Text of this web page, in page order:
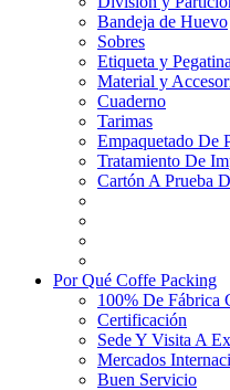
Bandeja de Huevo
Sobres
Etiqueta y Pegatina
Material y
Cuaderno
Tarimas
Empaquetado De
Tratamiento De
Cartón A Prueba
Por Qué Coffe Packing
100% De Fábrica
Certificación
Sede Y Visita A
Mercados
Buen Servicio